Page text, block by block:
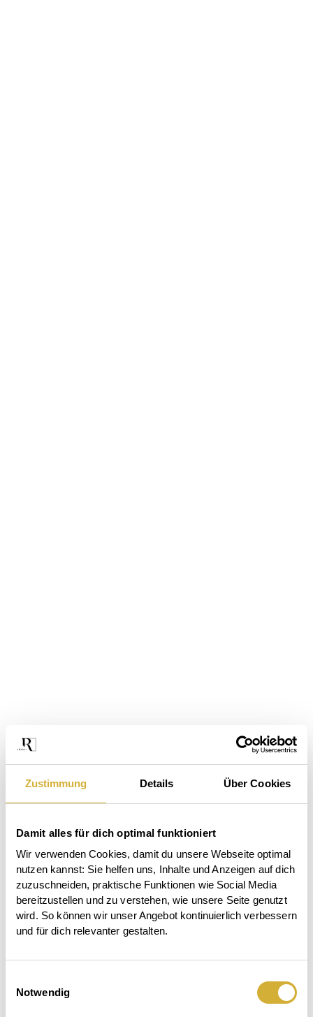
Zustimmung Details Über Cookies
Damit alles für dich optimal funktioniert
Wir verwenden Cookies, damit du unsere Webseite optimal
nutzen kannst: Sie helfen uns, Inhalte und Anzeigen auf dich
zuzuschneiden, praktische Funktionen wie Social Media
bereitzustellen und zu verstehen, wie unsere Seite genutzt
wird. So können wir unser Angebot kontinuierlich verbessern
und für dich relevanter gestalten.
Notwendig
Auftischen.
Der
Das
Beet